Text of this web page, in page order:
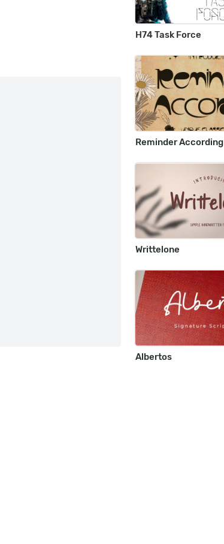
H74 Task Force
Reminder According
Writtelone
Albertos